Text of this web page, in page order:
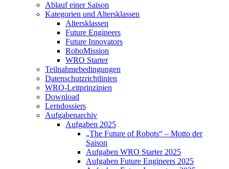
Ablauf einer Saison
Kategorien und Altersklassen
Altersklassen
Future Engineers
Future Innovators
RoboMission
WRO Starter
Teilnahmebedingungen
Datenschutzrichtlinien
WRO-Leitprinzipien
Download
Lerndossiers
Aufgabenarchiv
Aufgaben 2025
„The Future of Robots“ – Motto der
Saison
Aufgaben WRO Starter 2025
Aufgaben Future Engineers 2025